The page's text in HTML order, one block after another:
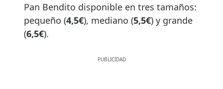
Pan Bendito disponible en tres tamaños:
pequeño (4,5€), mediano (5,5€) y grande
(6,5€).